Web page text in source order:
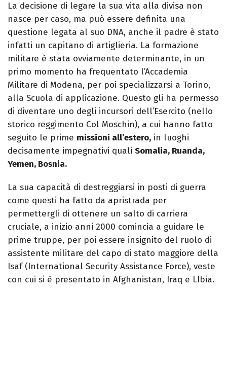
La decisione di legare la sua vita alla divisa non
nasce per caso, ma può essere definita una
questione legata al suo DNA, anche il padre è stato
infatti un capitano di artiglieria. La formazione
militare è stata ovviamente determinante, in un
primo momento ha frequentato l’Accademia
Militare di Modena, per poi specializzarsi a Torino,
alla Scuola di applicazione. Questo gli ha permesso
di diventare uno degli incursori dell’Esercito (nello
storico reggimento Col Moschin), a cui hanno fatto
seguito le prime missioni all’estero, in luoghi
decisamente impegnativi quali Somalia, Ruanda,
Yemen, Bosnia.
La sua capacità di destreggiarsi in posti di guerra
come questi ha fatto da apristrada per
permettergli di ottenere un salto di carriera
cruciale, a inizio anni 2000 comincia a guidare le
prime truppe, per poi essere insignito del ruolo di
assistente militare del capo di stato maggiore della
Isaf (International Security Assistance Force), veste
con cui si è presentato in Afghanistan, Iraq e LIbia.